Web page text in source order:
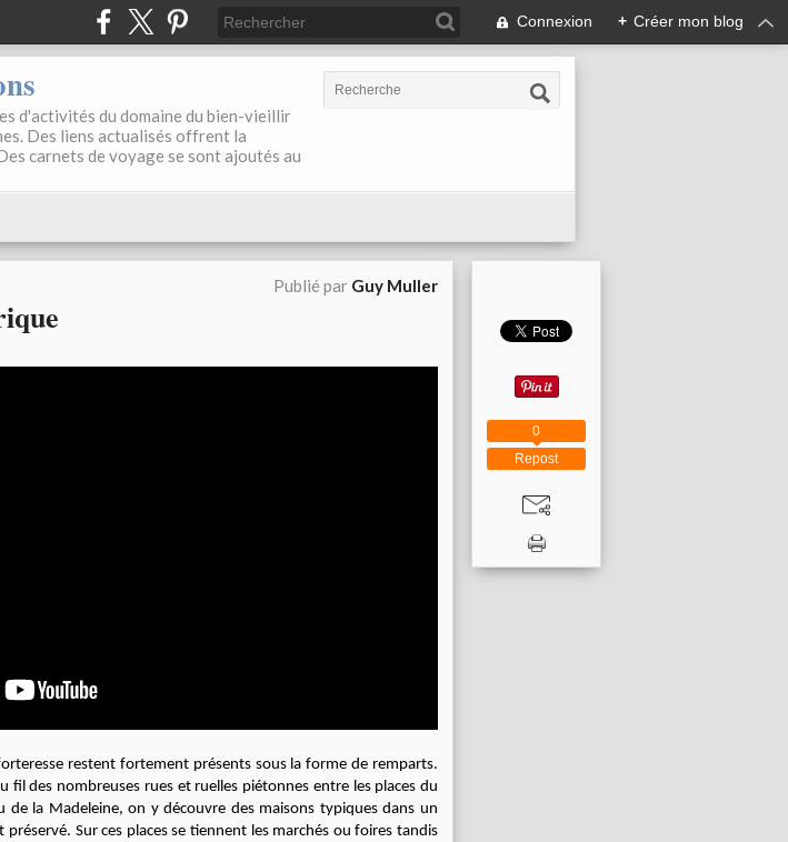
Connexion + Créer mon blog
d'activités du domaine du bien-vieillir
Des liens actualisés offrent la
carnets de voyage se sont ajoutés au
Publié par Guy Muller
restent fortement présents sous la forme de remparts.
fil des nombreuses rues et ruelles piétonnes entre les places du
de la Madeleine, on y découvre des maisons typiques dans un
Sur ces places se tiennent les marchés ou foires tandis
Repost
0